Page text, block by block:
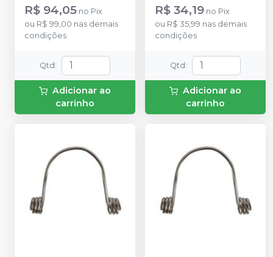
R$ 94,05 no Pix
ou R$ 99,00 nas demais
condições
Qtd :
Adicionar ao
carrinho
R$ 34,19 no Pix
ou R$ 35,99 nas demais
condições
Qtd :
Adicionar ao
carrinho